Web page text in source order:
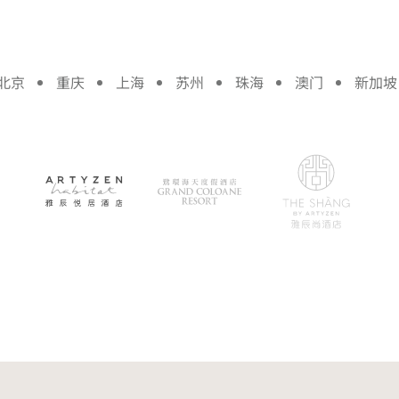
京 重庆 上海 苏州 珠海 澳门 新加坡